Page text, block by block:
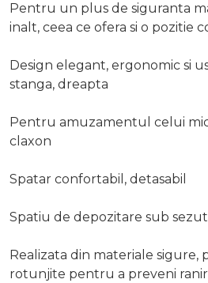
Pentru un plus de siguranta
inalt, ceea ce ofera si o pozitie
Design elegant, ergonomic si
stanga, dreapta
Pentru amuzamentul celui
claxon
Spatar confortabil, detasabil
Spatiu de depozitare sub sezut
Realizata din materiale sigure,
rotunjite pentru a preveni